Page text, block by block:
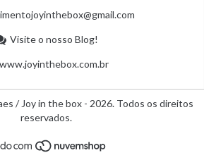
Visite o nosso Blog!
www.joyinthebox.com.br
/ Joy in the box - 2026. Todos os direitos
reservados.